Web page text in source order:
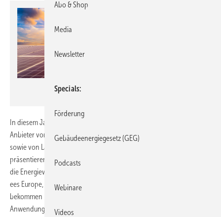
In diesem Jahr platzt die Messe in München wieder aus allen Nähten.
Anbieter von Solarmodulen, Stromspeichern und Wechselrichtern
sowie von Ladetechnik und Lösungen für die Sektorkopplung
präsentieren sich auf der
die Energiewirtschaft vereint die vier Fachmessen Intersolar Europe,
ees Europe, Power2Drive Europe und EM-Power Europe. Installateure
bekommen hier neue Produkte und Lösungen an die Hand, um neue
Anwendungen für private und Gewerbekunden zu erschließen.
Abo & Shop
Media
Newsletter
Specials
Förderung
Gebäudeenergiegesetz (GEG)
Podcasts
Webinare
Videos